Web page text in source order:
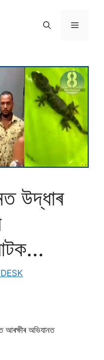
উদ্ধাৰ
আৰক্ষীৰ অভিযানত